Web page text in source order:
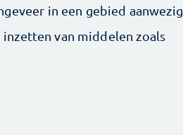
in een gebied aanwezig
van middelen zoals